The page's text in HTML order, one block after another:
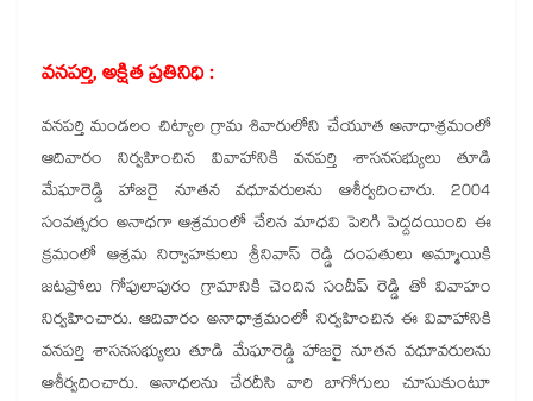
వనపర్తి, అక్షిత ప్రతినిధి :
వనపర్తి మండలం చిట్యాల గ్రామ శివారులోని చేయూత అనాధాశ్రమంలో
ఆదివారం నిర్వహించిన వివాహానికి వనపర్తి శాసనసభ్యులు తూడి
మేఘారెడ్డి హాజరై నూతన వధూవరులను ఆశీర్వదించారు. 2004
సంవత్సరం అనాధగా ఆశ్రమంలో చేరిన మాధవి పెరిగి పెద్దదయింది ఈ
క్రమంలో ఆశ్రమ నిర్వాహకులు శ్రీనివాస్ రెడ్డి దంపతులు అమ్మాయికి
జటప్రోలు గోపులాపురం గ్రామానికి చెందిన సందీప్ రెడ్డి తో వివాహం
నిర్వహించారు. ఆదివారం అనాధాశ్రమంలో నిర్వహించిన ఈ వివాహానికి
వనపర్తి శాసనసభ్యులు తూడి మేఘారెడ్డి హాజరై నూతన వధూవరులను
ఆశీర్వదించారు. అనాధలను చేరదీసి వారి బాగోగులు చూసుకుంటూ